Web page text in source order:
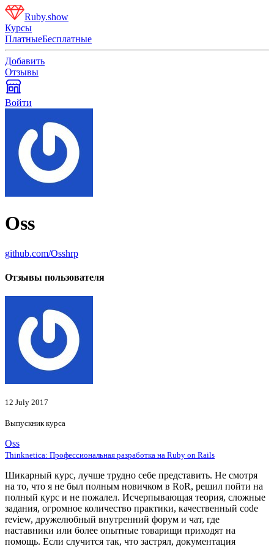
Ruby.show
Курсы
ПлатныеБесплатные
Добавить
Отзывы
Войти
Oss
github.com/Osshrp
Отзывы пользователя
12 July 2017
Выпускник курса
Oss
Thinknetica: Профессиональная разработка на Ruby on Rails
Шикарный курс, лучше трудно себе представить. Не смотря
на то, что я не был полным новичком в RoR, решил пойти на
полный курс и не пожалел. Исчерпывающая теория, сложные
задания, огромное количество практики, качественный code
review, дружелюбный внутренний форум и чат, где
наставники или более опытные товарищи приходят на
помощь. Если случится так, что застрял, документация